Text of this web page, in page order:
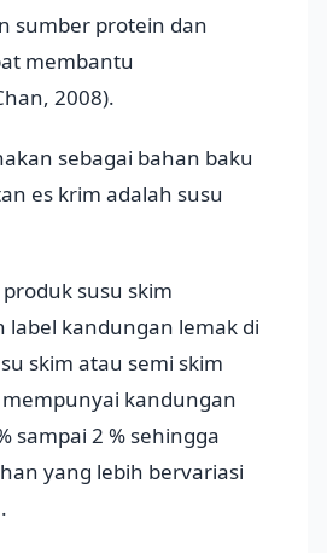
sumber protein dan
membantu
2008).
sebagai bahan baku
es krim adalah susu
susu skim
kandungan lemak di
skim atau semi skim
kandungan
sampai 2 % sehingga
yang lebih bervariasi